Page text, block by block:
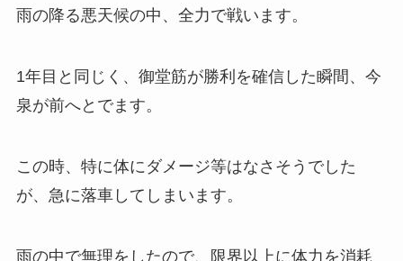
雨の降る悪天候の中、全力で戦います。
1年目と同じく、御堂筋が勝利を確信した瞬間、今
泉が前へとでます。
この時、特に体にダメージ等はなさそうでした
が、急に落車してしまいます。
雨の中で無理をしたので、限界以上に体力を消耗